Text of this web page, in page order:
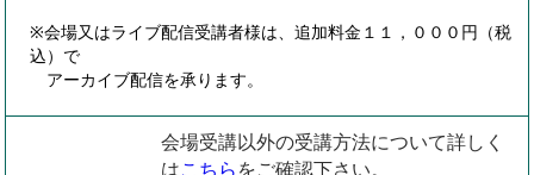
※会場又はライブ配信受講者様は、追加料金１１，０００円（税
込）で
アーカイブ配信を承ります。
会場受講以外の受講方法について詳しく
はこちらをご確認下さい。